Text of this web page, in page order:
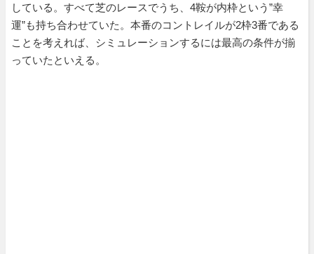
している。すべて芝のレースでうち、4鞍が内枠という”幸
運”も持ち合わせていた。本番のコントレイルが2枠3番である
ことを考えれば、シミュレーションするには最高の条件が揃
っていたといえる。